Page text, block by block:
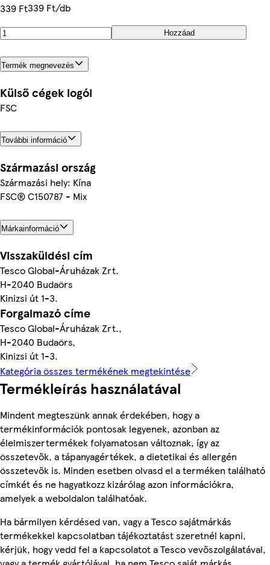
339 Ft339 Ft/db
Hozzáad
Termék megnevezés
Külső cégek logói
FSC
További információ
Származási ország
Származási hely: Kína
FSC® C150787 - Mix
Márkainformáció
Visszaküldési cím
Tesco Global-Áruházak Zrt.
H-2040 Budaörs
Kinizsi út 1-3.
Forgalmazó címe
Tesco Global-Áruházak Zrt.,
H-2040 Budaörs,
Kinizsi út 1-3.
Kategória összes termékének megtekintése
Termékleírás használatával
Mindent megteszünk annak érdekében, hogy a
termékinformációk pontosak legyenek, azonban az
élelmiszertermékek folyamatosan változnak, így az
összetevők, a tápanyagértékek, a dietetikai és allergén
összetevők is. Minden esetben olvasd el a terméken található
címkét és ne hagyatkozz kizárólag azon információkra,
amelyek a weboldalon találhatóak.
Ha bármilyen kérdésed van, vagy a Tesco sajátmárkás
termékekkel kapcsolatban tájékoztatást szeretnél kapni,
kérjük, hogy vedd fel a kapcsolatot a Tesco vevőszolgálatával,